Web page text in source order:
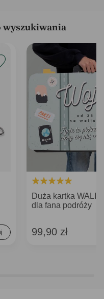
wyszukiwania
Duża kartka
dla fana podróży
99,90 zł